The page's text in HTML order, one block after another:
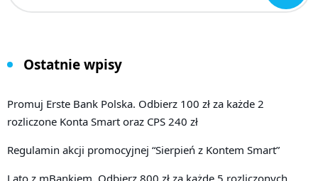
Ostatnie wpisy
Promuj Erste Bank Polska. Odbierz 100 zł za każde 2
rozliczone Konta Smart oraz CPS 240 zł
Regulamin akcji promocyjnej “Sierpień z Kontem Smart”
Lato z mBankiem. Odbierz 800 zł za każde 5 rozliczonych